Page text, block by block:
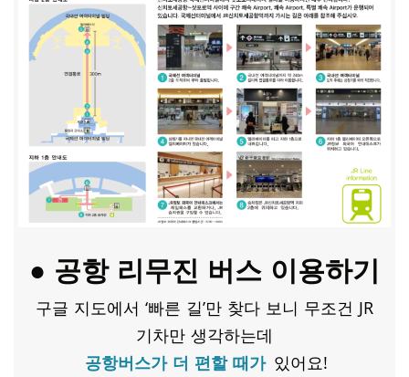
● 공항 리무진 버스 이용하기
구글 지도에서 ‘빠른 길’만 찾다 보니 무조건 JR
기차만 생각하는데
공항버스가 더 편할 때가 있어요!